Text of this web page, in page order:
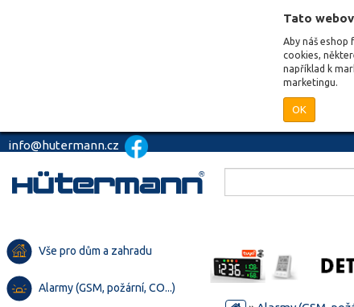
Tato
Aby náš eshop
cookies,
například k
marketingu.
OK
info@hutermann.cz
Vše pro dům a zahradu
Alarmy (GSM, požární, CO...)